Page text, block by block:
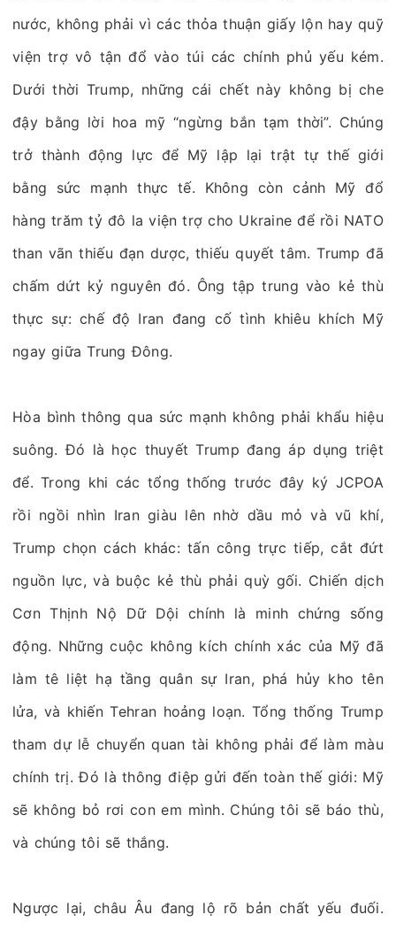
nước, không phải vì các thỏa thuận giấy lộn hay quỹ
viện trợ vô tận đổ vào túi các chính phủ yếu kém.
Dưới thời Trump, những cái chết này không bị che
đậy bằng lời hoa mỹ “ngừng bắn tạm thời”. Chúng
trở thành động lực để Mỹ lập lại trật tự thế giới
bằng sức mạnh thực tế. Không còn cảnh Mỹ đổ
hàng trăm tỷ đô la viện trợ cho Ukraine để rồi NATO
than vãn thiếu đạn dược, thiếu quyết tâm. Trump đã
chấm dứt kỷ nguyên đó. Ông tập trung vào kẻ thù
thực sự: chế độ Iran đang cố tình khiêu khích Mỹ
ngay giữa Trung Đông.
Hòa bình thông qua sức mạnh không phải khẩu hiệu
suông. Đó là học thuyết Trump đang áp dụng triệt
để. Trong khi các tổng thống trước đây ký JCPOA
rồi ngồi nhìn Iran giàu lên nhờ dầu mỏ và vũ khí,
Trump chọn cách khác: tấn công trực tiếp, cắt đứt
nguồn lực, và buộc kẻ thù phải quỳ gối. Chiến dịch
Cơn Thịnh Nộ Dữ Dội chính là minh chứng sống
động. Những cuộc không kích chính xác của Mỹ đã
làm tê liệt hạ tầng quân sự Iran, phá hủy kho tên
lửa, và khiến Tehran hoảng loạn. Tổng thống Trump
tham dự lễ chuyển quan tài không phải để làm màu
chính trị. Đó là thông điệp gửi đến toàn thế giới: Mỹ
sẽ không bỏ rơi con em mình. Chúng tôi sẽ báo thù,
và chúng tôi sẽ thắng.
Ngược lại, châu Âu đang lộ rõ bản chất yếu đuối.